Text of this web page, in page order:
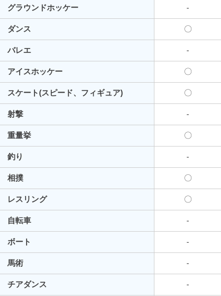
グラウンドホッケー -
ダンス 〇
バレエ -
アイスホッケー 〇
スケート(スピード、フィギュア) 〇
射撃 -
重量挙 〇
釣り -
相撲 〇
レスリング 〇
自転車 -
ボート -
馬術 -
チアダンス -